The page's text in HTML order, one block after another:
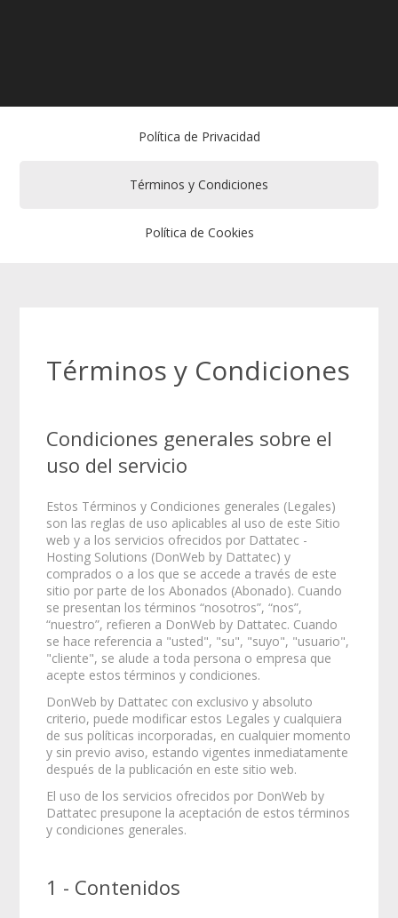
Política de Privacidad
Términos y Condiciones
Política de Cookies
Términos y Condiciones
Condiciones generales sobre el
uso del servicio
Estos Términos y Condiciones generales (Legales)
son las reglas de uso aplicables al uso de este Sitio
web y a los servicios ofrecidos por Dattatec -
Hosting Solutions (DonWeb by Dattatec) y
comprados o a los que se accede a través de este
sitio por parte de los Abonados (Abonado). Cuando
se presentan los términos “nosotros”, “nos”,
“nuestro”, refieren a DonWeb by Dattatec. Cuando
se hace referencia a "usted", "su", "suyo", "usuario",
"cliente", se alude a toda persona o empresa que
acepte estos términos y condiciones.
DonWeb by Dattatec con exclusivo y absoluto
criterio, puede modificar estos Legales y cualquiera
de sus políticas incorporadas, en cualquier momento
y sin previo aviso, estando vigentes inmediatamente
después de la publicación en este sitio web.
El uso de los servicios ofrecidos por DonWeb by
Dattatec presupone la aceptación de estos términos
y condiciones generales.
1 - Contenidos